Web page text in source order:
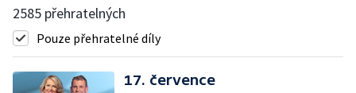
2585 přehratelných
Pouze přehratelné díly
17. července